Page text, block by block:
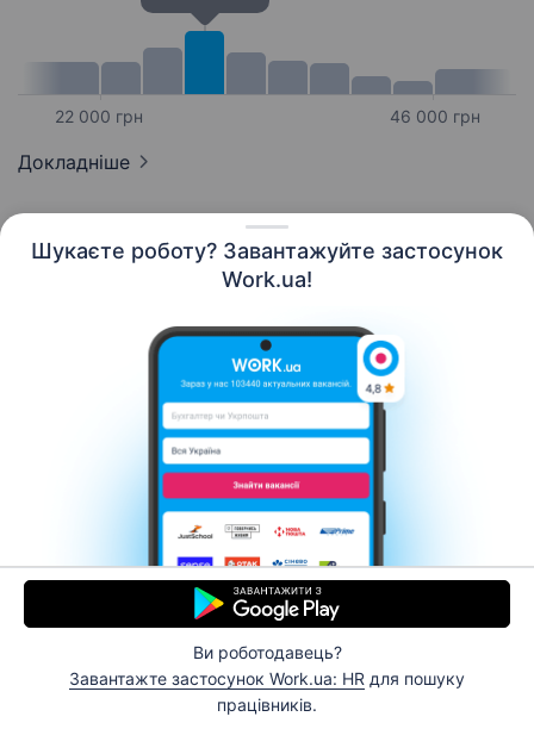
Шукаєте роботу? Завантажуйте застосунок
Work.ua!
Ви роботодавець?
Завантажте застосунок Work.ua: HR для пошуку
працівників.
22 000 грн 46 000 грн
Докладніше
Контакти Про нас
Кар’єра
Допомога Умови використання
© 2006–2026 Work.ua. Сервіс пошуку роботи №1 в